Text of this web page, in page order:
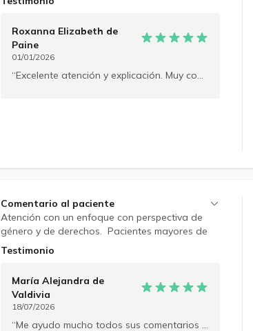
Roxanna Elizabeth de
Paine
01/01/2026
Excelente atención y explicación. Muy conforme
Comentario al paciente
Atención con un enfoque con perspectiva de
género y de derechos. Pacientes mayores de
14 años. En proceso de reconocimiento de
Testimonio
María Alejandra de
Valdivia
18/07/2026
Me ayudo mucho todos sus comentarios y consejos